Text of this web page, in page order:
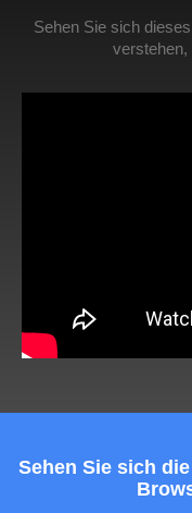
Sehen Sie sich
verstehen,
Sehen Sie sich